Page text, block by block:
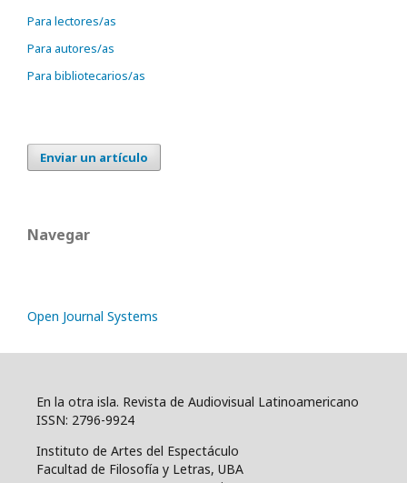
Para lectores/as
Para autores/as
Para bibliotecarios/as
Enviar un artículo
Navegar
Open Journal Systems
En la otra isla. Revista de Audiovisual Latinoamericano
ISSN: 2796-9924
Instituto de Artes del Espectáculo
Facultad de Filosofía y Letras, UBA